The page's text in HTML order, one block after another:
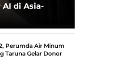
di Asia-
Perumda Air Minum
Taruna Gelar Donor